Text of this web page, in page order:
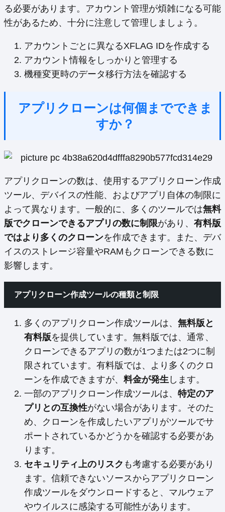
る必要があります。アカウント管理が煩雑になる可能
性があるため、十分に注意して管理しましょう。
アカウントごとに異なるXFLAG IDを作成する
アカウント情報をしっかりと管理する
機種変更時のデータ移行方法を確認する
アプリクローンは何個までできま
すか？
アプリクローンの数は、使用するアプリクローン作成
ツール、デバイスの性能、およびアプリ自体の制限に
よって異なります。一般的に、多くのツールでは無料
版でクローンできるアプリの数に制限があり、 有料版
ではより多くのクローンを作成できます。また、デバ
イスのストレージ容量やRAMもクローンできる数に
影響します。
アプリクローン作成ツールの種類と制限
多くのアプリクローン作成ツールは、 無料版と
有料版を提供しています。無料版では、通常、
クローンできるアプリの数が1つまたは2つに制
限されています。有料版では、より多くのクロ
ーンを作成できますが、 料金が発生 します。
一部のアプリクローン作成ツールは、 特定のア
プリとの互換性がない場合があります。そのた
め、クローンを作成したいアプリがツールでサ
ポートされているかどうかを確認する必要があ
ります。
セキュリティ上のリスク も考慮する必要があり
ます。信頼できないソースからアプリクローン
作成ツールをダウンロードすると、マルウェア
やウイルスに感染する可能性があります。